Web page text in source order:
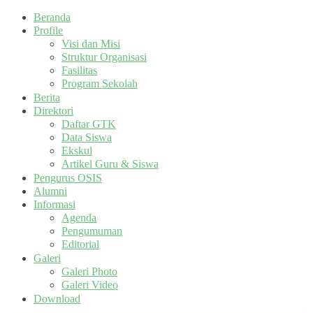
Beranda
Profile
Visi dan Misi
Struktur Organisasi
Fasilitas
Program Sekolah
Berita
Direktori
Daftar GTK
Data Siswa
Ekskul
Artikel Guru & Siswa
Pengurus OSIS
Alumni
Informasi
Agenda
Pengumuman
Editorial
Galeri
Galeri Photo
Galeri Video
Download